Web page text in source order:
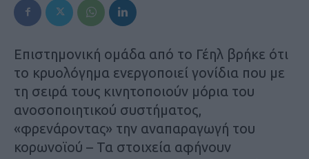
Επιστημονική ομάδα από το Γέηλ βρήκε ότι
το κρυολόγημα ενεργοποιεί γονίδια που με
τη σειρά τους κινητοποιούν μόρια του
ανοσοποιητικού συστήματος,
«φρενάροντας» την αναπαραγωγή του
κορωνοϊού – Τα στοιχεία αφήνουν